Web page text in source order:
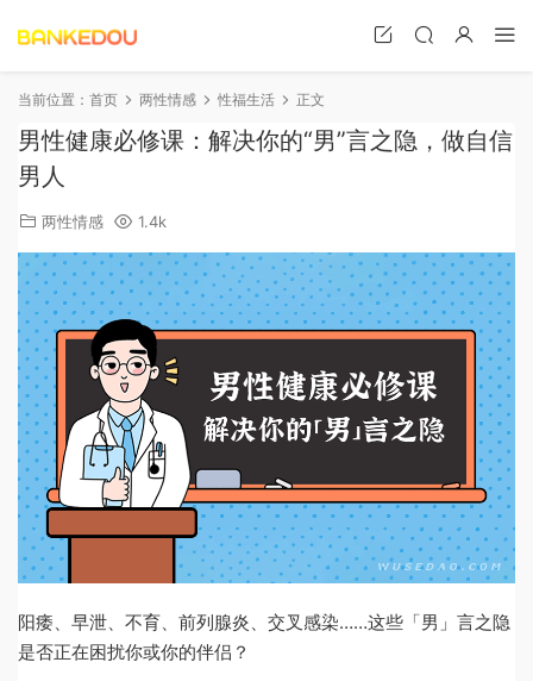
当前位置： 首页 两性情感 性福生活 正文
男性健康必修课：解决你的“男”言之隐，做自信
男人
两性情感 1.4k
阳痿、早泄、不育、前列腺炎、交叉感染……这些「男」言之隐
是否正在困扰你或你的伴侣？